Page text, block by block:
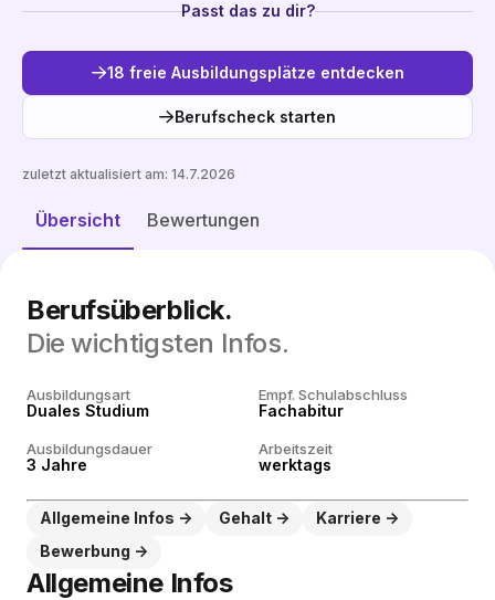
Passt das zu dir?
18 freie Ausbildungsplätze entdecken
Berufscheck starten
Übersicht Bewertungen
zuletzt aktualisiert am: 14.7.2026
Berufsüberblick.
Die wichtigsten Infos.
Ausbildungsart
Duales Studium
Empf. Schulabschluss
Fachabitur
Ausbildungsdauer
3 Jahre
Arbeitszeit
werktags
Allgemeine Infos Gehalt
Karriere
Bewerbung
Allgemeine Infos